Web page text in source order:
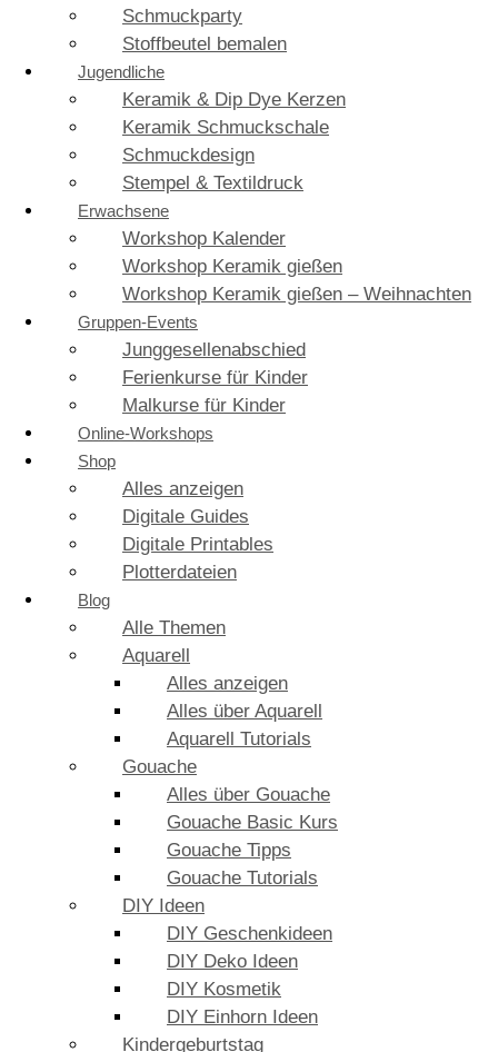
Schmuckparty
Stoffbeutel bemalen
Jugendliche
Keramik & Dip Dye Kerzen
Keramik Schmuckschale
Schmuckdesign
Stempel & Textildruck
Erwachsene
Workshop Kalender
Workshop Keramik gießen
Workshop Keramik gießen – Weihnachten
Gruppen-Events
Junggesellenabschied
Ferienkurse für Kinder
Malkurse für Kinder
Online-Workshops
Shop
Alles anzeigen
Digitale Guides
Digitale Printables
Plotterdateien
Blog
Alle Themen
Aquarell
Alles anzeigen
Alles über Aquarell
Aquarell Tutorials
Gouache
Alles über Gouache
Gouache Basic Kurs
Gouache Tipps
Gouache Tutorials
DIY Ideen
DIY Geschenkideen
DIY Deko Ideen
DIY Kosmetik
DIY Einhorn Ideen
Kindergeburtstag